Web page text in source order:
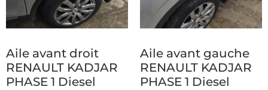
Aile avant droit
RENAULT KADJAR
PHASE 1 Diesel
Aile avant gauche
RENAULT KADJAR
PHASE 1 Diesel